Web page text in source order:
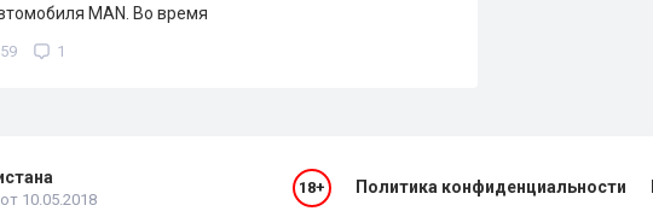
MAN. Во время
1
10.05.2018
18+ Политика конфиденциальности